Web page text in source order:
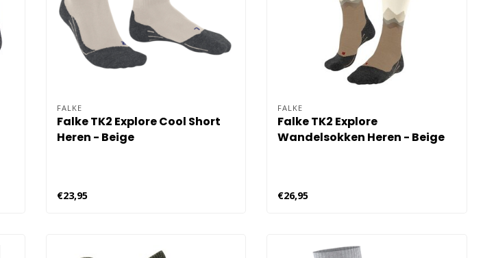
FALKE
Falke TK2 Explore Cool Short
Heren - Beige
€23,95
FALKE
Falke TK2 Explore
Wandelsokken Heren - Beige
€26,95